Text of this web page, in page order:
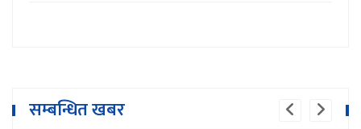
सम्बन्धित खबर
बैंकले अपमान गरेको भन्दै उद्योगी व्यवसायी
आन्दोलित